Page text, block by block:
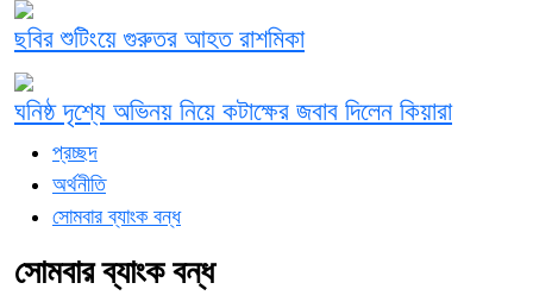
প্রচ্ছদ
অর্থনীতি
সোমবার ব্যাংক বন্ধ
সোমবার ব্যাংক বন্ধ
ছবির শুটিংয়ে গুরুতর আহত রাশমিকা
ঘনিষ্ঠ দৃশ্যে অভিনয় নিয়ে কটাক্ষের জবাব দিলেন কিয়ারা